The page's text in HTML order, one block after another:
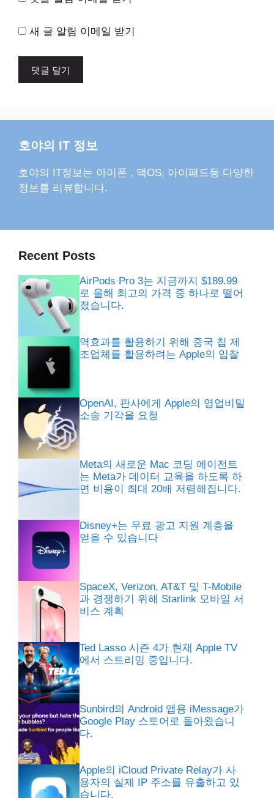
새 글 알림 이메일 받기
호야의 IT 정보
호야의 IT정보는 아이폰 , 맥OS, 아이패드등 다양한
정보를 리뷰합니다.
Recent Posts
AirPods Pro 3는 지금까지 $189.99
로 올해 최고의 가격 중 하나로 떨어
졌습니다.
역효과를 활용하기 위해 중국 칩 제
조업체를 활용하려는 Apple의 입찰
OpenAI, 판사에게 Apple의 영업비밀
소송 기각을 요청
Meta의 새로운 Mac 코딩 에이전트
는 Meta가 데이터 교육을 하도록 하
면 비용이 최대 20배 저렴해집니다.
Disney+는 무료 광고 지원 계층을
얻을 수 있습니다
SpaceX, Verizon, AT&T 및 T-Mobile
과 경쟁하기 위해 Starlink 모바일 서
비스 계획
Ted Lasso 시즌 4가 현재 Apple TV
에서 스트리밍 중입니다.
Sunbird의 Android 앱용 iMessage가
Google Play 스토어로 돌아왔습니
다.
Apple의 iCloud Private Relay가 사
용자의 실제 IP 주소를 유출하고 있
습니다.